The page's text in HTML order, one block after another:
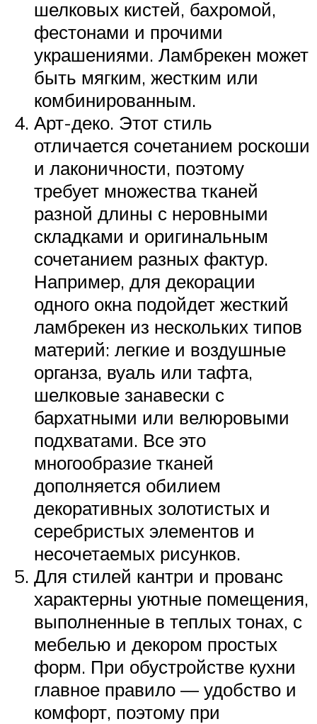
шелковых кистей, бахромой,
фестонами и прочими
украшениями. Ламбрекен может
быть мягким, жестким или
комбинированным.
Арт-деко. Этот стиль
отличается сочетанием роскоши
и лаконичности, поэтому
требует множества тканей
разной длины с неровными
складками и оригинальным
сочетанием разных фактур.
Например, для декорации
одного окна подойдет жесткий
ламбрекен из нескольких типов
материй: легкие и воздушные
органза, вуаль или тафта,
шелковые занавески с
бархатными или велюровыми
подхватами. Все это
многообразие тканей
дополняется обилием
декоративных золотистых и
серебристых элементов и
несочетаемых рисунков.
Для стилей кантри и прованс
характерны уютные помещения,
выполненные в теплых тонах, с
мебелью и декором простых
форм. При обустройстве кухни
главное правило — удобство и
комфорт, поэтому при